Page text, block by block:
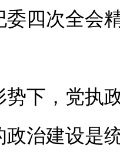
委四次全会
下，党执
治建设是